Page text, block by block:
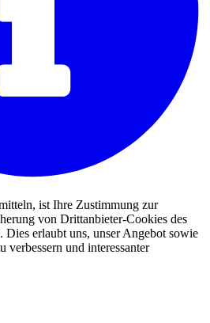
ist Ihre Zustimmung zur
von Drittanbieter-Cookies des
erlaubt uns, unser Angebot sowie
verbessern und interessanter